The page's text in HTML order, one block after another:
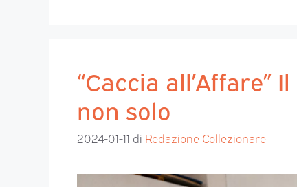
“Caccia all’Affare”
non solo
2024-01-11 di Redazione Collezionare